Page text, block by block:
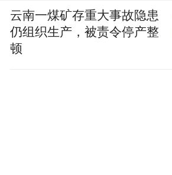
云南一煤矿存重大事故隐患
仍组织生产，被责令停产整
顿